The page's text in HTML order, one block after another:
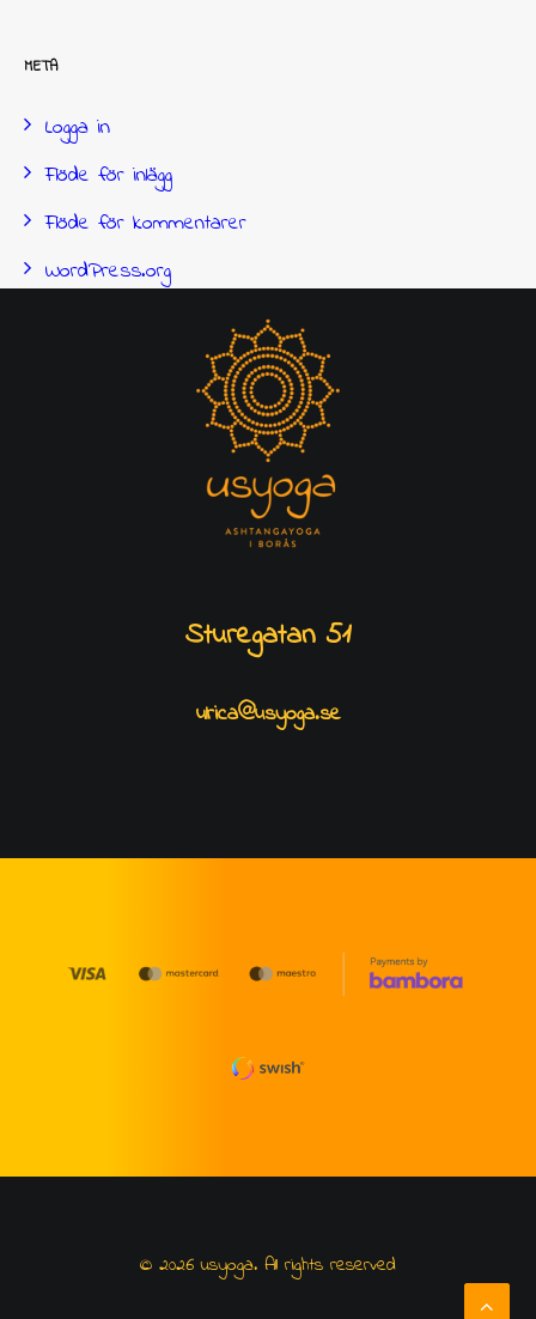
META
Logga in
Flöde för inlägg
Flöde för kommentarer
WordPress.org
Sturegatan 51
ulrica@usyoga.se
© 2026 usyoga. All rights reserved